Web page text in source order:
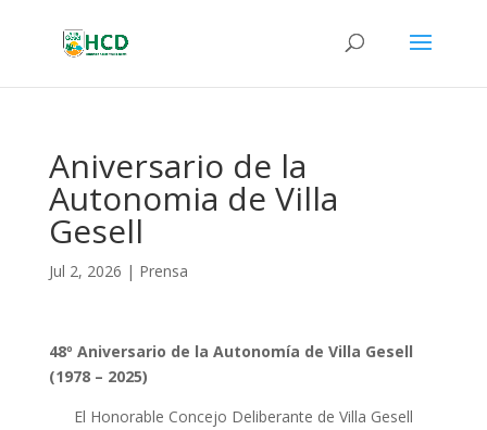
Aniversario de la
Autonomia de Villa
Gesell
Jul 2, 2026 | Prensa
48º Aniversario de la Autonomía de Villa Gesell
(1978 – 2025)
El Honorable Concejo Deliberante de Villa Gesell